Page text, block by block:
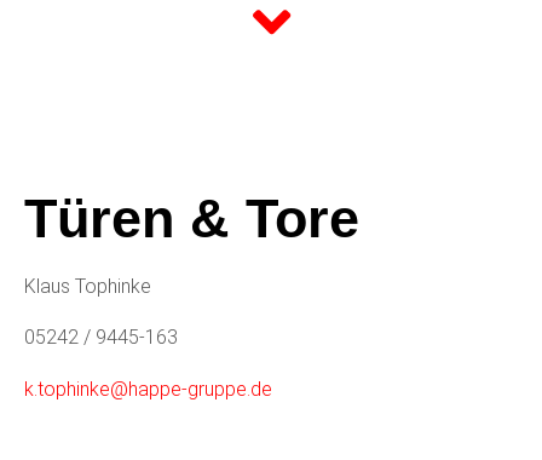
Türen & Tore
Klaus Tophinke
05242 / 9445-163
k.tophinke@happe-gruppe.de